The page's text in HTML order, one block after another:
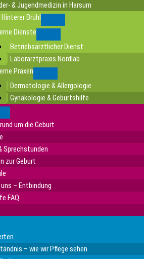
& Jugendmedizin in Harsum
Brühl
Dienste
Betriebsärztlicher Dienst
Laborarztpraxis Nordlab
Praxen
Dermatologie & Allergologie
Gynäkologie & Geburtshilfe
um die Geburt
Sprechstunden
zur Geburt
– Entbindung
FAQ
– wie wir Pflege sehen